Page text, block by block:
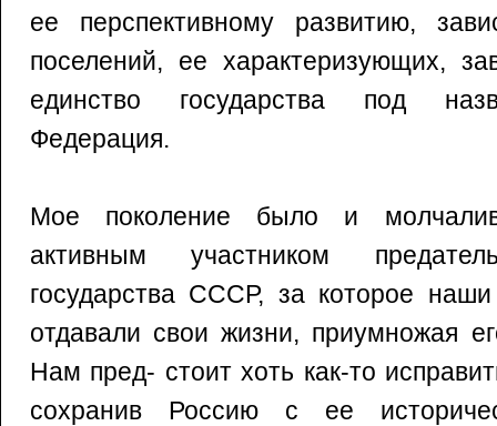
ее перспективному развитию,
поселений, ее характеризующих,
единство государства под
Федерация.
Мое поколение было и
активным участником
государства СССР, за которое
отдавали свои жизни, приумножая
Нам пред- стоит хоть как-то
сохранив Россию с ее